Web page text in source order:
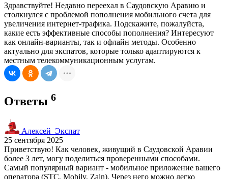
Здравствуйте! Недавно переехал в Саудовскую Аравию и
столкнулся с проблемой пополнения мобильного счета для
увеличения интернет-трафика. Подскажите, пожалуйста,
какие есть эффективные способы пополнения? Интересуют
как онлайн-варианты, так и офлайн методы. Особенно
актуально для экспатов, которые только адаптируются к
местным телекоммуникационным услугам.
Ответы 6
Алексей_Экспат
25 сентября 2025
Приветствую! Как человек, живущий в Саудовской Аравии
более 3 лет, могу поделиться проверенными способами.
Самый популярный вариант - мобильное приложение вашего
оператора (STC, Mobily, Zain). Через него можно легко